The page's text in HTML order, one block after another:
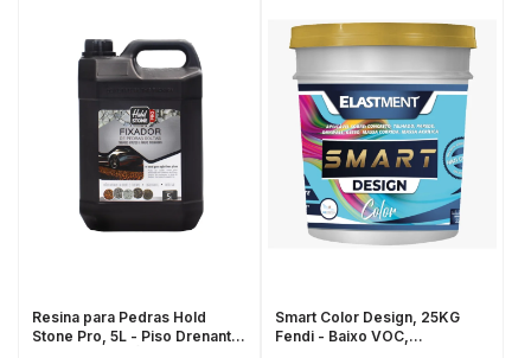
Resina para Pedras Hold
Stone Pro, 5L - Piso Drenante
Smart Color Design, 25KG
Fendi - Baixo VOC,